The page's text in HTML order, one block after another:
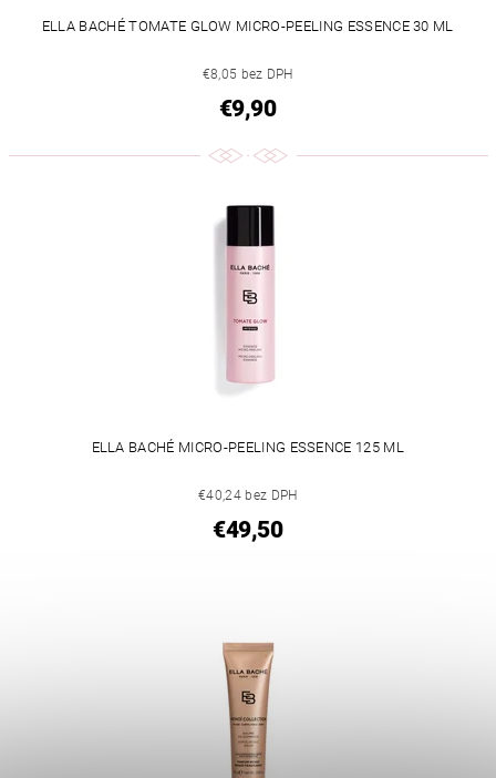
ELLA BACHÉ TOMATE GLOW MICRO-PEELING ESSENCE 30 ML
€8,05 bez DPH
€9,90
ELLA BACHÉ MICRO-PEELING ESSENCE 125 ML
€40,24 bez DPH
€49,50